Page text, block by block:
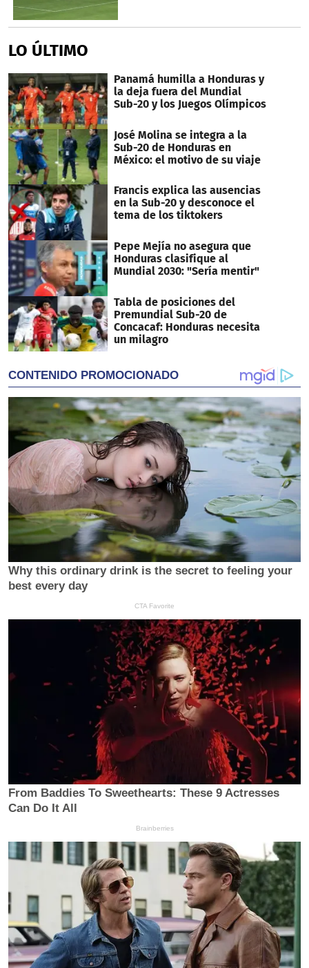
LO ÚLTIMO
Panamá humilla a Honduras y
la deja fuera del Mundial
Sub-20 y los Juegos Olímpicos
José Molina se integra a la
Sub-20 de Honduras en
México: el motivo de su viaje
Francis explica las ausencias
en la Sub-20 y desconoce el
tema de los tiktokers
Pepe Mejía no asegura que
Honduras clasifique al
Mundial 2030: "Sería mentir"
Tabla de posiciones del
Premundial Sub-20 de
Concacaf: Honduras necesita
un milagro